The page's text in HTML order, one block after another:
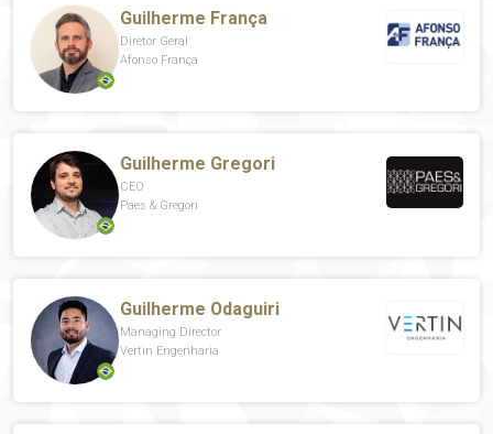
Guilherme França
Diretor Geral
Afonso França
Guilherme Gregori
CEO
Paes & Gregori
Guilherme Odaguiri
Managing Director
Vertin Engenharia